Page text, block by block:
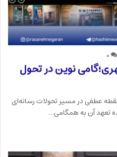
۰
نوین در تحول
نقطه عطفی در مسیر تحولات رسانه‌ای
تعهد آن به همگامی…